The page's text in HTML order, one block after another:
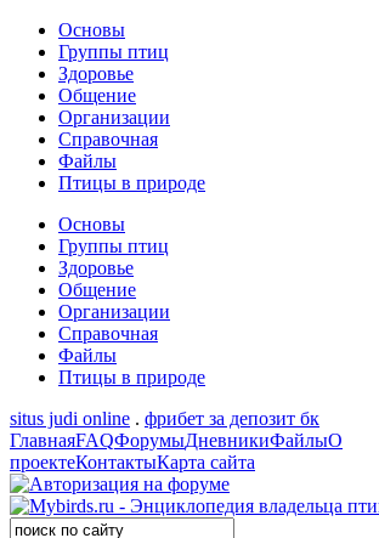
Основы
Группы птиц
Здоровье
Общение
Организации
Справочная
Файлы
Птицы в природе
Основы
Группы птиц
Здоровье
Общение
Организации
Справочная
Файлы
Птицы в природе
situs judi online . фрибет за депозит бк
ГлавнаяFAQФорумыДневникиФайлыО
проектеКонтактыКарта сайта